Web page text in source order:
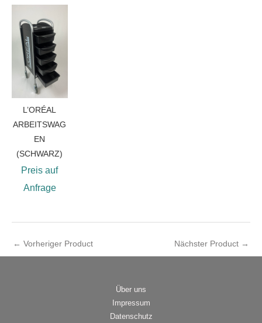
L’ORÉAL
ARBEITSWAG
EN
(SCHWARZ)
Preis auf
Anfrage
← Vorheriger Product Nächster Product →
Über uns
Impressum
Datenschutz